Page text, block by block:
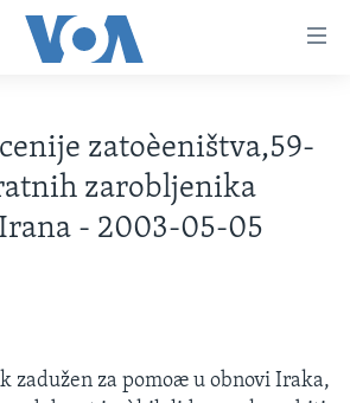
zatoèeništva,59-
zarobljenika
- 2003-05-05
zadužen za pomoæ u obnovi Iraka,